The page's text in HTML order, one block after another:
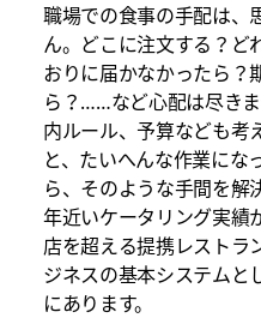
職場での食事の手配は、
ん。どこに注文する？ど
おりに届かなかったら？
ら？……など心配は尽き
内ルール、予算なども考
と、たいへんな作業にな
ら、そのような手間を解
年近いケータリング実績
店を超える提携レストラ
ジネスの基本システムと
にあります。